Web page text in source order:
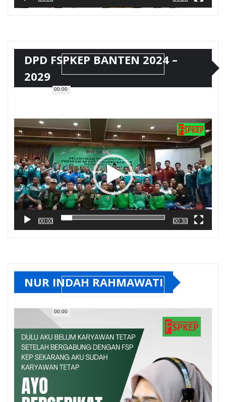
00:00
DPD FSPKEP BANTEN 2024 –
2029
00:00
00:00
00:30
NUR INDAH RAHMAWATI